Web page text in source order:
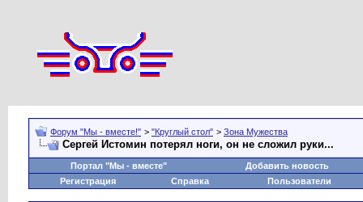
Форум "Мы - вместе!" > "Круглый стол" > Зона Мужества
Сергей Истомин потерял ноги, он не сложил руки...
Портал "Мы - вместе"
Добавить новость
Регистрация
Справка Пользователи